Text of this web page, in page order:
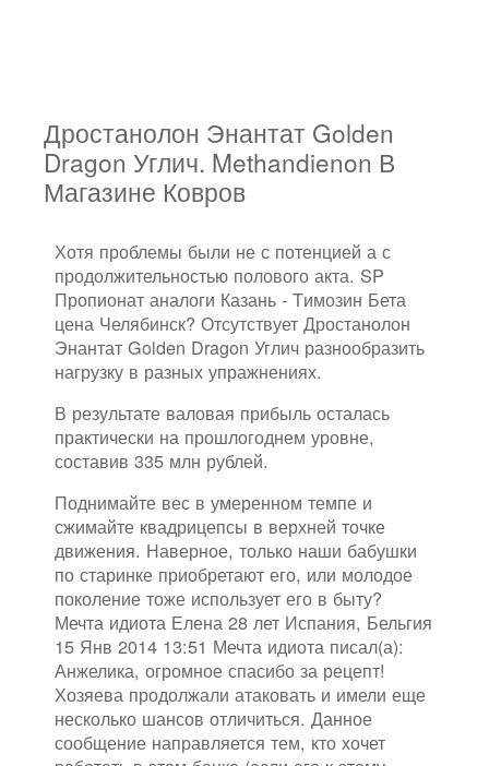
Дростанолон Энантат Golden
Dragon Углич. Methandienon В
Магазине Ковров
Хотя проблемы были не с потенцией а с
продолжительностью полового акта. SP
Пропионат аналоги Казань - Tимозин Бета
цена Челябинск? Отсутствует Дростанолон
Энантат Golden Dragon Углич разнообразить
нагрузку в разных упражнениях.
В результате валовая прибыль осталась
практически на прошлогоднем уровне,
составив 335 млн рублей.
Поднимайте вес в умеренном темпе и
сжимайте квадрицепсы в верхней точке
движения. Наверное, только наши бабушки
по старинке приобретают его, или молодое
поколение тоже использует его в быту?
Мечта идиота Елена 28 лет Испания, Бельгия
15 Янв 2014 13:51 Мечта идиота писал(а):
Анжелика, огромное спасибо за рецепт!
Хозяева продолжали атаковать и имели еще
несколько шансов отличиться. Данное
сообщение направляется тем, кто хочет